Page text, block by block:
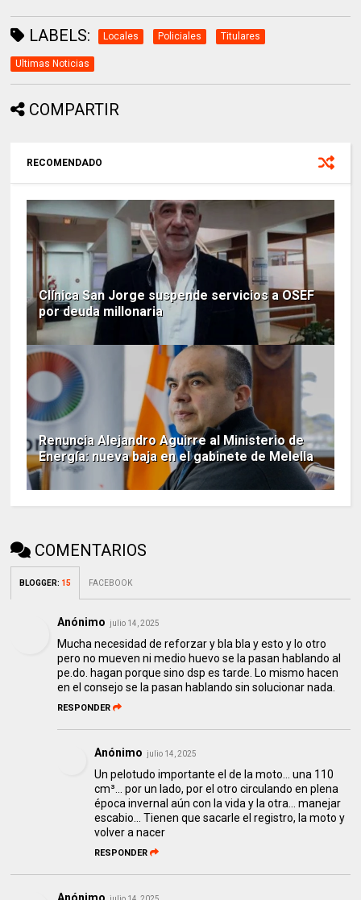
LABELS: Locales Policiales Titulares
Ultimas Noticias
COMPARTIR
RECOMENDADO
Clínica San Jorge suspende servicios a OSEF
por deuda millonaria
Renuncia Alejandro Aguirre al Ministerio de
Energía: nueva baja en el gabinete de Melella
COMENTARIOS
BLOGGER: 15 FACEBOOK
Anónimo julio 14, 2025
Mucha necesidad de reforzar y bla bla y esto y lo otro
pero no mueven ni medio huevo se la pasan hablando al
pe.do. hagan porque sino dsp es tarde. Lo mismo hacen
en el consejo se la pasan hablando sin solucionar nada.
RESPONDER
Anónimo julio 14, 2025
Un pelotudo importante el de la moto... una 110
cm³... por un lado, por el otro circulando en plena
época invernal aún con la vida y la otra... manejar
escabio... Tienen que sacarle el registro, la moto y
volver a nacer
RESPONDER
Anónimo